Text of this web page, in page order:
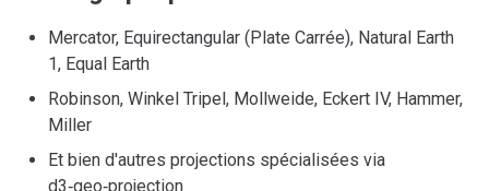
Mercator, Equirectangular (Plate Carrée), Natural Earth
1, Equal Earth
Robinson, Winkel Tripel, Mollweide, Eckert IV, Hammer,
Miller
Et bien d'autres projections spécialisées via
d3‑geo‑projection